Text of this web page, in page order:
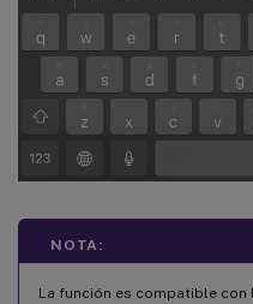
NOTA:
La función es compatible